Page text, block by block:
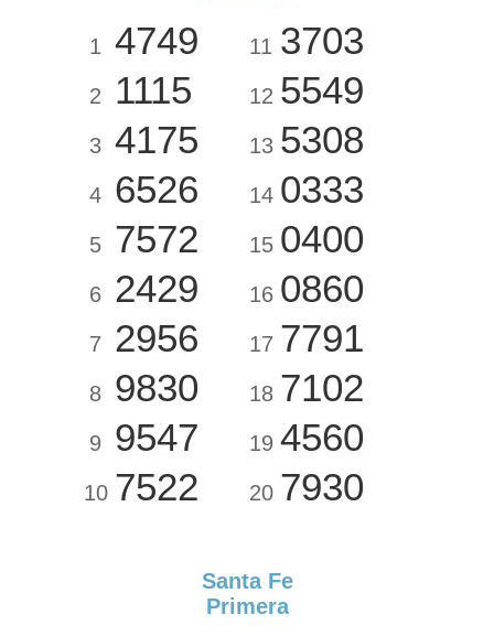
1 4749
2 1115
3 4175
4 6526
5 7572
6 2429
7 2956
8 9830
9 9547
10 7522
11 3703
12 5549
13 5308
14 0333
15 0400
16 0860
17 7791
18 7102
19 4560
20 7930
Santa Fe
Primera